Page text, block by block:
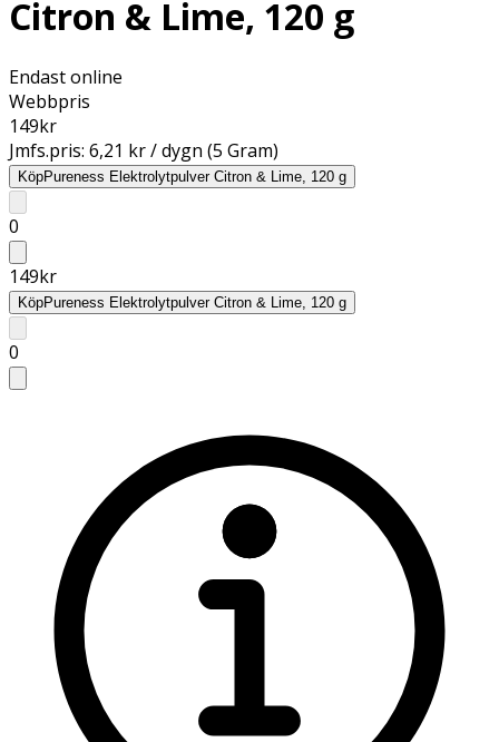
Citron & Lime, 120 g
Endast online
Webbpris
149kr
Jmfs.pris: 6,21 kr / dygn (5 Gram)
KöpPureness Elektrolytpulver Citron & Lime, 120 g
0
149kr
KöpPureness Elektrolytpulver Citron & Lime, 120 g
0